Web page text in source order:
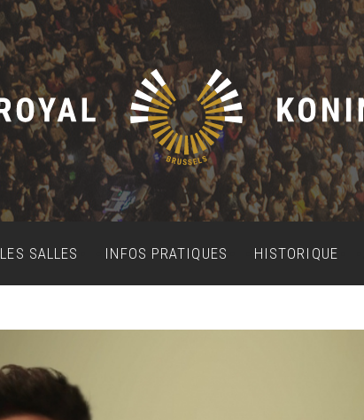
LES SALLES INFOS PRATIQUES HISTORIQUE